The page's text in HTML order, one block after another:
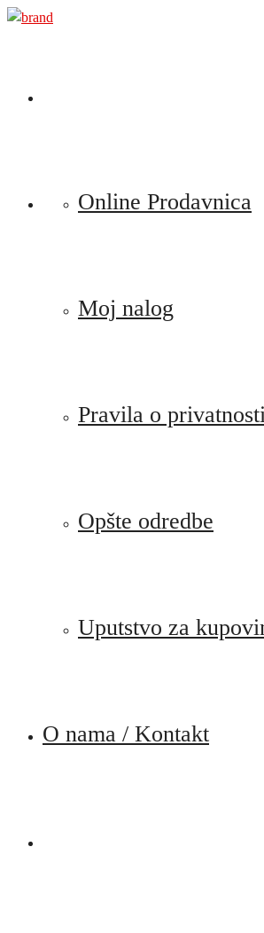
Preskoči
Online Prodavnica
Moj nalog
Pravila o
Opšte odredbe
Uputstvo za
O nama / Kontakt